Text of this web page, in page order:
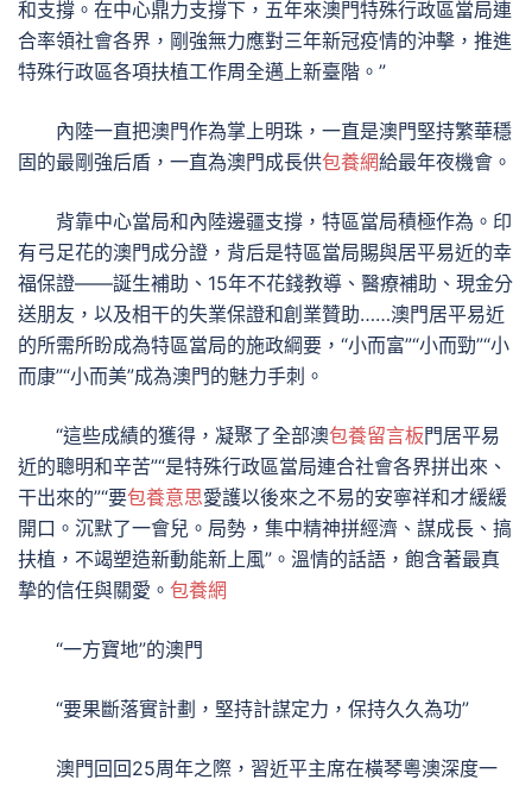
和支撐。在中心鼎力支撐下，五年來澳門特殊行政區當局連
合率領社會各界，剛強無力應對三年新冠疫情的沖擊，推進
特殊行政區各項扶植工作周全邁上新臺階。”
內陸一直把澳門作為掌上明珠，一直是澳門堅持繁華穩
固的最剛強后盾，一直為澳門成長供包養網給最年夜機會。
背靠中心當局和內陸邊疆支撐，特區當局積極作為。印
有弓足花的澳門成分證，背后是特區當局賜與居平易近的幸
福保證——誕生補助、15年不花錢教導、醫療補助、現金分
送朋友，以及相干的失業保證和創業贊助……澳門居平易近
的所需所盼成為特區當局的施政綱要，“小而富”“小而勁”“小
而康”“小而美”成為澳門的魅力手刺。
“這些成績的獲得，凝聚了全部澳包養留言板門居平易
近的聰明和辛苦”“是特殊行政區當局連合社會各界拼出來、
干出來的”“要包養意思愛護以後來之不易的安寧祥和才緩緩
開口。沉默了一會兒。局勢，集中精神拼經濟、謀成長、搞
扶植，不竭塑造新動能新上風”。溫情的話語，飽含著最真
摯的信任與關愛。 包養網
“一方寶地”的澳門
“要果斷落實計劃，堅持計謀定力，保持久久為功”
澳門回回25周年之際，習近平主席在橫琴粵澳深度一